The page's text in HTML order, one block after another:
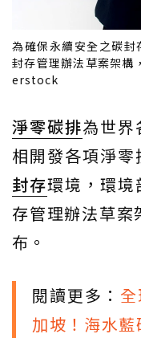
為確保永續安全之碳封
封存管理辦法草案架
erstock
淨零碳排為世界
相開發各項淨
封存環境，環
存管理辦法草
布。
閱讀更多：
加坡！海水